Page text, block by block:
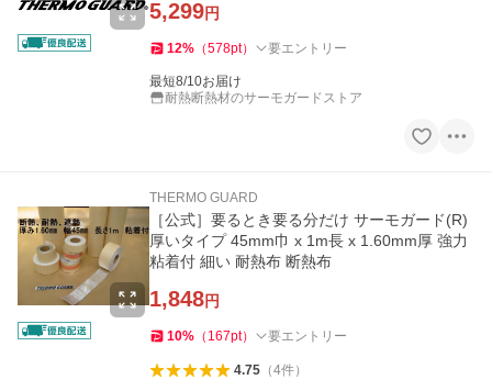
5,299円
12% （578pt） 要エントリー
最短8/10お届け
耐熱断熱材のサーモガードストア
THERMO GUARD
［公式］要るとき要る分だけ サーモガード(R)
厚いタイプ 45mm巾 x 1m長 x 1.60mm厚 強力
粘着付 細い 耐熱布 断熱布
1,848円
10% （ 167pt） 要エントリー
4.75（4件）